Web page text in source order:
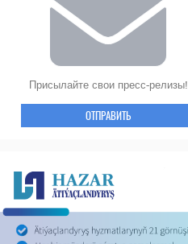
Присылайте свои пресс-релизы!
ОТПРАВИТЬ